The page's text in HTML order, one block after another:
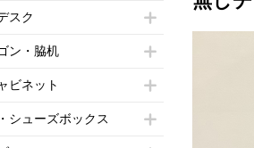
ェア
ェア
ア
チェアその他
スク
ドレスデスク（ベンチデスク）
ク
ン・脇机
ン2段
ン3段
ビネット
ビネット
ビネット
シューズボックス
カー